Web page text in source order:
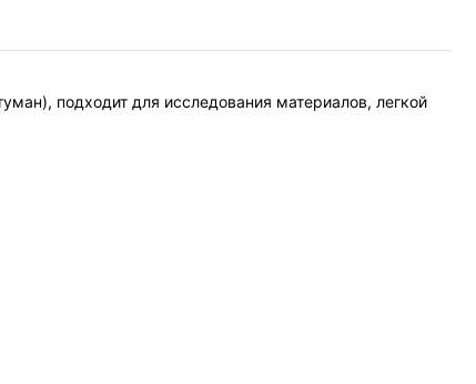
подходит для исследования материалов, легкой